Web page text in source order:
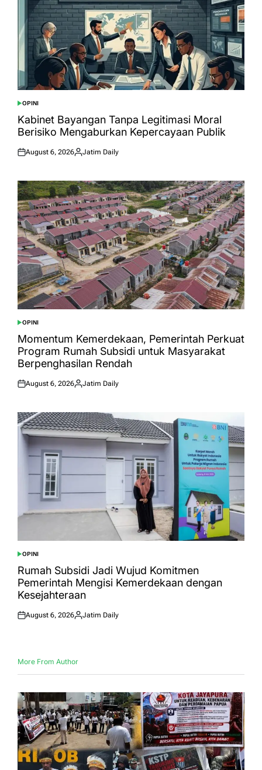
POSTED
IN
OPINI
Kabinet Bayangan Tanpa Legitimasi Moral
Berisiko Mengaburkan Kepercayaan Publik
Posted
August 6, 2026
Posted
Jatim Daily
POSTED
IN
OPINI
Momentum Kemerdekaan, Pemerintah Perkuat
Program Rumah Subsidi untuk Masyarakat
Berpenghasilan Rendah
Posted
August 6, 2026
Posted
Jatim Daily
POSTED
IN
OPINI
Rumah Subsidi Jadi Wujud Komitmen
Pemerintah Mengisi Kemerdekaan dengan
Kesejahteraan
Posted
August 6, 2026
Posted
Jatim Daily
More From Author